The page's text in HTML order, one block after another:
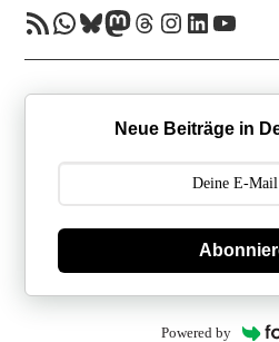
RSS-FeedWhatsApp
Bluesky
Mastodon
Threads
Instagram
Neue Beiträge in
Powered by